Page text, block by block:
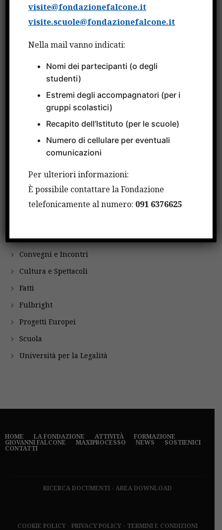
Attività Internazionali
Avvisi
Bandi
Comunicati Stampa
Convegni e Incontri
Cultura e Spettacoli
Fatti
Fulbright
Progetti Europei
Scuola
Università per la Legalità
HOME LA FONDAZIONE ATTIVITÀ FORMAZIONE
GIOVANNI FALCONE MAXIPROCESSO NEWS SOSTIENICI
CONTATTI
RICERCA DOCUMENTI- AREA DOWNLOAD
COOKIE POLICY- PRIVACY POLICY- TERMINI E CONDIZIONI
visite@fondazionefalcone.it
visite.scuole@fondazionefalcone.it
Nella mail vanno indicati:
Nomi dei partecipanti (o degli
studenti)
Estremi degli accompagnatori (per i
gruppi scolastici)
Recapito dell’Istituto (per le scuole)
Numero di cellulare per eventuali
comunicazioni
Per ulteriori informazioni:
È possibile contattare la Fondazione
telefonicamente al numero: 091 6376625